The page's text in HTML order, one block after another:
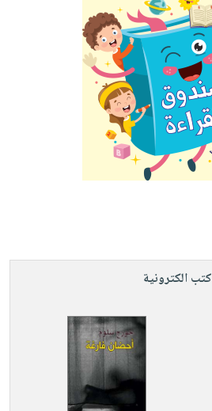
كتب الكترونية